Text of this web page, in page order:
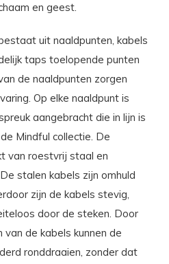
en geest.
uit naaldpunten, kabels
taps toelopende punten
de naaldpunten zorgen
Op elke naaldpunt is
aangebracht die in lijn is
Mindful collectie. De
van roestvrij staal en
stalen kabels zijn omhuld
zijn de kabels stevig,
door de steken. Door
de kabels kunnen de
ronddraaien, zonder dat